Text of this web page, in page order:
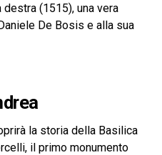
(1515), una vera
De Bosis e alla sua
la storia della Basilica
il primo monumento